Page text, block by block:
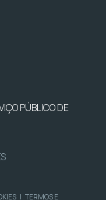
PÚBLICO DE
| TERMOS E